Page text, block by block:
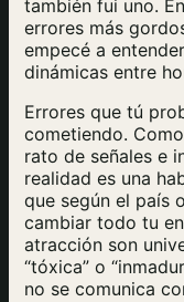
también fui uno.
errores más
empecé a
dinámicas entre
Errores que tú
cometiendo.
rato de señales e
realidad es una
que según el país
cambiar todo tu
atracción son
“tóxica” o
no se comunica